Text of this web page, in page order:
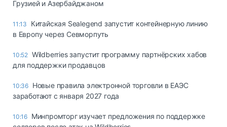
Грузией и Азербайджаном
11:13
Китайская Sealegend запустит контейнерную линию
в Европу через Севморпуть
10:52 Wildberries запустит программу партнёрских хабов
для поддержки продавцов
10:36 Новые правила электронной торговли в ЕАЭС
заработают с января 2027 года
10:16 Минпромторг изучает предложения по поддержке